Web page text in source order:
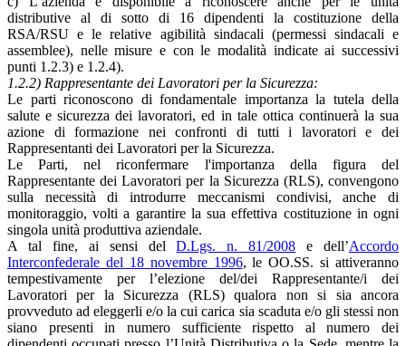
distributive al di sotto di 16 dipendenti la costituzione della
RSA/RSU e le relative agibilità sindacali (permessi sindacali e
assemblee), nelle misure e con le modalità indicate ai successivi
punti 1.2.3) e 1.2.4).
1.2.2) Rappresentante dei Lavoratori per la Sicurezza:
Le parti riconoscono di fondamentale importanza la tutela della
salute e sicurezza dei lavoratori, ed in tale ottica continuerà la sua
azione di formazione nei confronti di tutti i lavoratori e dei
Rappresentanti dei Lavoratori per la Sicurezza.
Le Parti, nel riconfermare l'importanza della figura del
Rappresentante dei Lavoratori per la Sicurezza (RLS), convengono
sulla necessità di introdurre meccanismi condivisi, anche di
monitoraggio, volti a garantire la sua effettiva costituzione in ogni
singola unità produttiva aziendale.
A tal fine, ai sensi delD.Lgs. n. 81/2008 e dell’Accordo
Interconfederale del 18 novembre 1996, le OO.SS. si attiveranno
tempestivamente per l’elezione del/dei Rappresentante/i dei
Lavoratori per la Sicurezza (RLS) qualora non si sia ancora
provveduto ad eleggerli e/o la cui carica sia scaduta e/o gli stessi non
siano presenti in numero sufficiente rispetto al numero dei